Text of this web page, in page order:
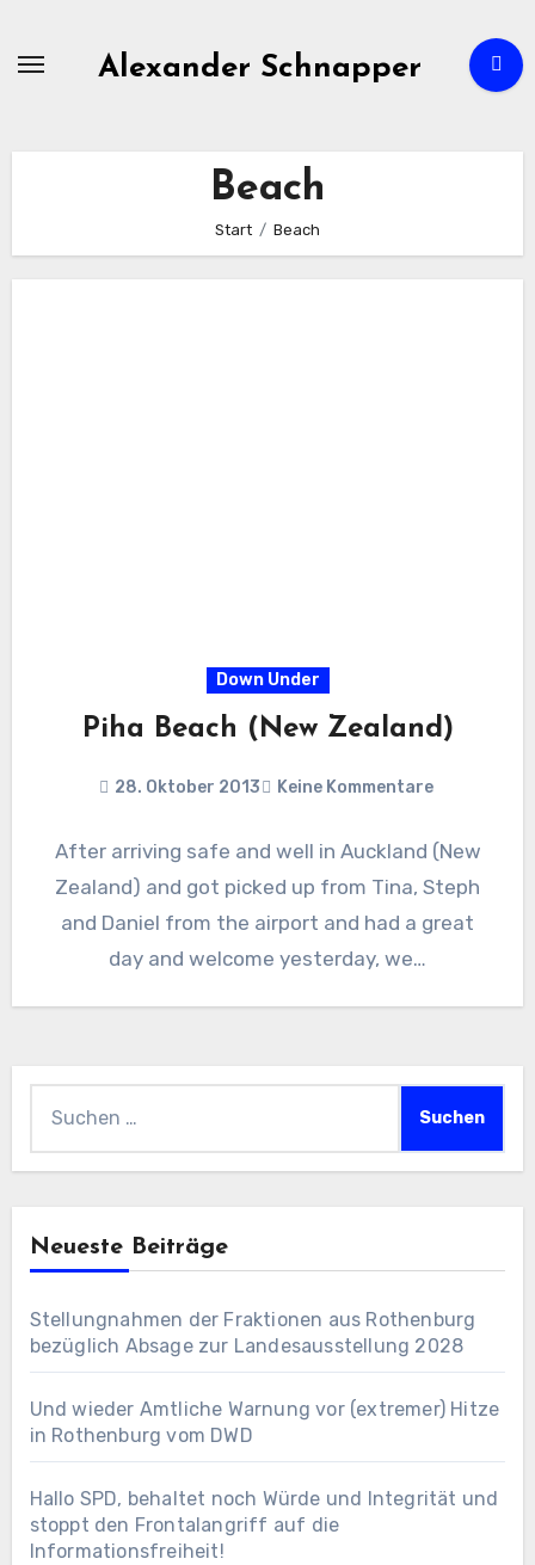
Alexander Schnapper
Beach
Start Beach
Down Under
Piha Beach (New Zealand)
28. Oktober 2013 Keine Kommentare
After arriving safe and well in Auckland (New
Zealand) and got picked up from Tina, Steph
and Daniel from the airport and had a great
day and welcome yesterday, we…
Neueste Beiträge
Stellungnahmen der Fraktionen aus Rothenburg
bezüglich Absage zur Landesausstellung 2028
Und wieder Amtliche Warnung vor (extremer) Hitze
in Rothenburg vom DWD
Hallo SPD, behaltet noch Würde und Integrität und
stoppt den Frontalangriff auf die
Informationsfreiheit!